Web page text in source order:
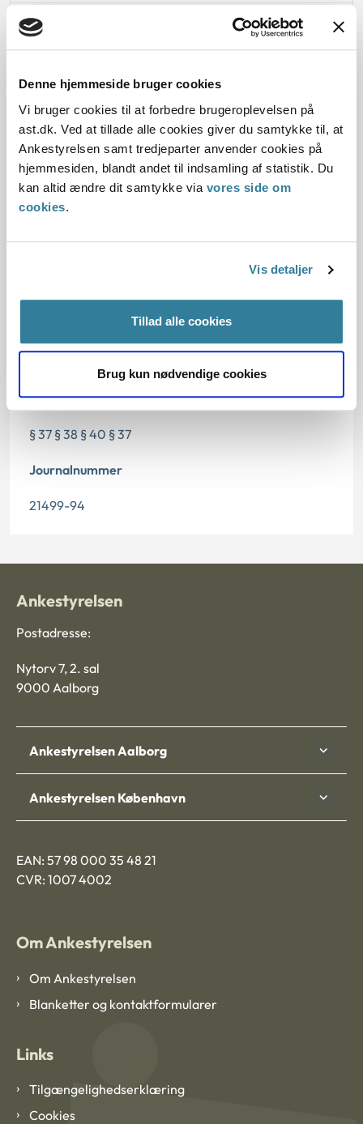
Denne hjemmeside bruger cookies
Vi bruger cookies til at forbedre brugeroplevelsen på
ast.dk. Ved at tillade alle cookies giver du samtykke til, at
Ankestyrelsen samt tredjeparter anvender cookies på
hjemmesiden, blandt andet til indsamling af statistik. Du
kan altid ændre dit samtykke via vores side om
cookies.
Vis detaljer
Tillad alle cookies
Brug kun nødvendige cookies
Love:
Afgørelse:
Afgørelse:
Offentliggørelsesdato
Paragraf
§ 37 § 38 § 40 § 37
Journalnummer
21499-94
Ankestyrelsen
Postadresse:
Nytorv 7, 2. sal
9000 Aalborg
Ankestyrelsen Aalborg
Ankestyrelsen København
EAN: 57 98 000 35 48 21
CVR: 1007 4002
Om Ankestyrelsen
Om Ankestyrelsen
Blanketter og kontaktformularer
Links
Tilgængelighedserklæring
Cookies